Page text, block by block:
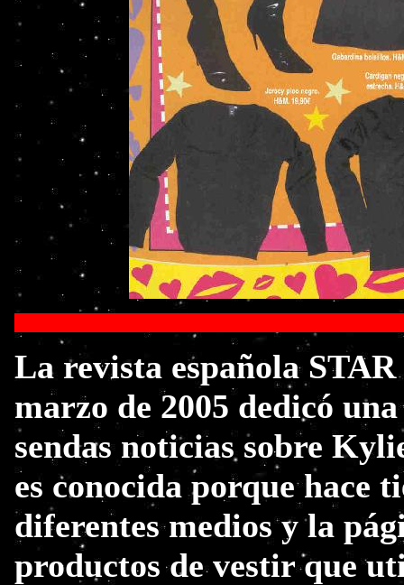
La revista española
marzo de 2005 dedicó
sendas noticias sobre
es conocida porque hace
diferentes medios y la
productos de vestir que